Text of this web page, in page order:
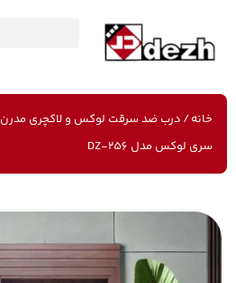
خانه/ درب ضد سرقت لوکس و لاکچری مدرن
سری لوکس مدل DZ-256